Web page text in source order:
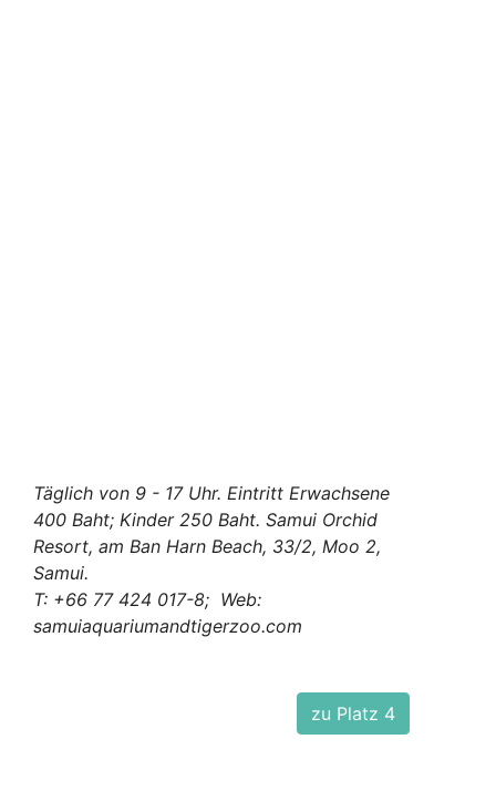
Täglich von 9 - 17 Uhr. Eintritt Erwachsene
400 Baht; Kinder 250 Baht. Samui Orchid
Resort, am Ban Harn Beach, 33/2, Moo 2,
Samui.
T: +66 77 424 017-8; Web:
samuiaquariumandtigerzoo.com
zu Platz 4